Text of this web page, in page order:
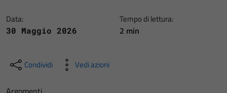
Data:
30 Maggio 2026
Tempo di lettura:
2 min
Condividi Vedi azioni